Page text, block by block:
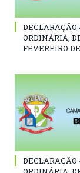
DECLARAÇÃO
ORDINÁRIA,
FEVEREIRO
DECLARAÇÃO